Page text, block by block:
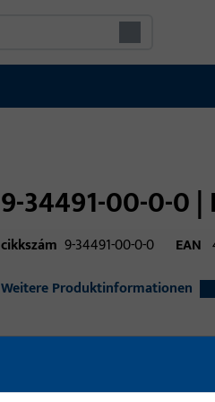
9-34491-00-0-0 |
cikkszám 9-34491-00-0-0 EAN
Weitere Produktinformationen
alkalmazási terület (specifikált)